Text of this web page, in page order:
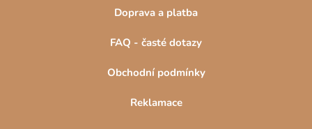
Doprava a platba
FAQ - časté dotazy
Obchodní podmínky
Reklamace